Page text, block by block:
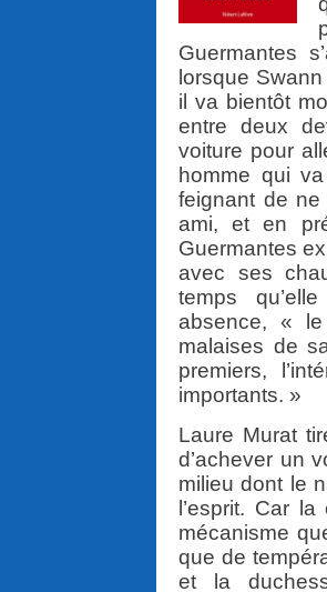
Guermantes
lorsque
il va bientôt
entre deux
voiture pour
homme qui
feignant de
ami, et en
Guermantes
avec ses
temps
absence, «
malaises de
premiers,
importants. »
Laure Murat
d’achever un
milieu dont le
l’esprit. Car
mécanisme
que de
et la